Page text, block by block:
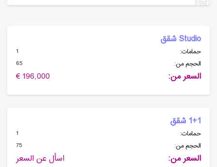
Studio شقق
حمامات:
1
الحجم من:
65
السعر من: 196,000 €
1+1 شقق
حمامات:
1
الحجم من:
75
السعر من: اسأل عن السعر